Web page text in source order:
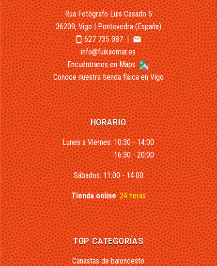
Rúa Fotógrafo Luis Casado 5
36209, Vigo | Pontevedra (España)
smartphone627 735 087|email
info@fuikaomar.es
Encuéntranos en Maps
Conoce nuestra tienda física en Vigo
HORARIO
Lunes a Viernes: 10:30 - 14:00
16:30 - 20:00
Sábados: 11:00 - 14:00
Tienda online:24 horas
TOP CATEGORÍAS
Canastas de baloncesto